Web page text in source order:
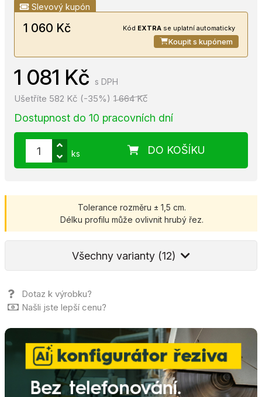
Slevový kupón
1 060 Kč Kód EXTRA se uplatní automaticky
Koupit s kupónem
1 081 Kč s DPH
1 664 Kč
Ušetříte 582 Kč (-35%)
Dostupnost do 10 pracovních dní
DO KOŠÍKU
ks
Tolerance rozměru ± 1,5 cm.
Délku profilu může ovlivnit hrubý řez.
Všechny varianty (12)
Dotaz k výrobku?
Našli jste lepší cenu?